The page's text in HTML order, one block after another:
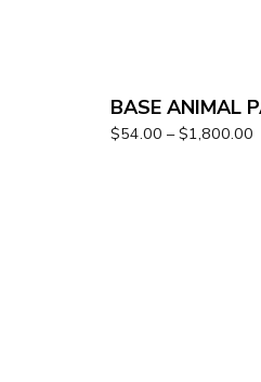
BASE ANIMAL
$54.00 – $1,800.00